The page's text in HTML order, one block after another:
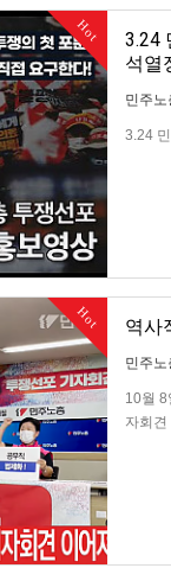
Hot
3.24
석열
민주
3.24
Hot 역사
민주
10월 8
자회